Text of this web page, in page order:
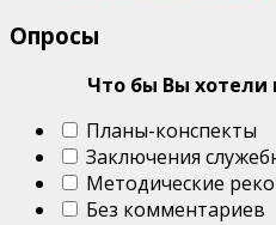
Опросы
Что бы Вы хотели
Планы-конспекты
Заключения
Методические
Без комментариев